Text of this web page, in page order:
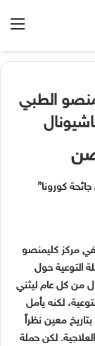
الطبي
كورونا”
مركز كليمنصو
التوعية حول
من كل عام ليثني
لكنه يأمل
معين نظراً
لكن حملة